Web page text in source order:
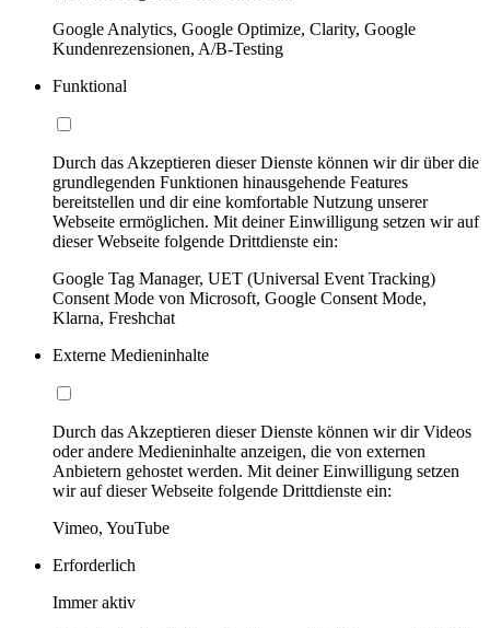
Google Analytics, Google Optimize, Clarity, Google
Kundenrezensionen, A/B-Testing
Funktional
Durch das Akzeptieren dieser Dienste können wir dir über die
grundlegenden Funktionen hinausgehende Features
bereitstellen und dir eine komfortable Nutzung unserer
Webseite ermöglichen. Mit deiner Einwilligung setzen wir auf
dieser Webseite folgende Drittdienste ein:
Google Tag Manager, UET (Universal Event Tracking)
Consent Mode von Microsoft, Google Consent Mode,
Klarna, Freshchat
Externe Medieninhalte
Durch das Akzeptieren dieser Dienste können wir dir Videos
oder andere Medieninhalte anzeigen, die von externen
Anbietern gehostet werden. Mit deiner Einwilligung setzen
wir auf dieser Webseite folgende Drittdienste ein:
Vimeo, YouTube
Erforderlich
Immer aktiv